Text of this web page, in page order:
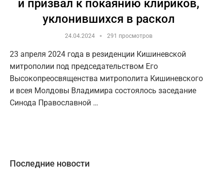
и призвал к покаянию клириков,
уклонившихся в раскол
24.04.2024 291 просмотров
23 апреля 2024 года в резиденции Кишиневской
митрополии под председательством Его
Высокопреосвященства митрополита Кишиневского
и всея Молдовы Владимира состоялось заседание
Синода Православной …
Последние новости